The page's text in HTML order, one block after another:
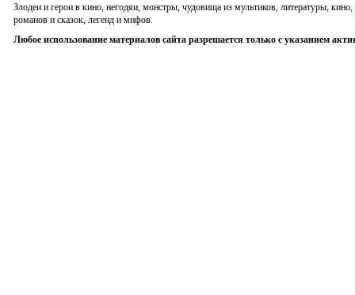
Злодеи и герои в кино, негодяи, монстры, чудовища из мультиков, литературы,
романов и сказок, легенд и мифов.
Любое использование материалов сайта разрешается только с указанием